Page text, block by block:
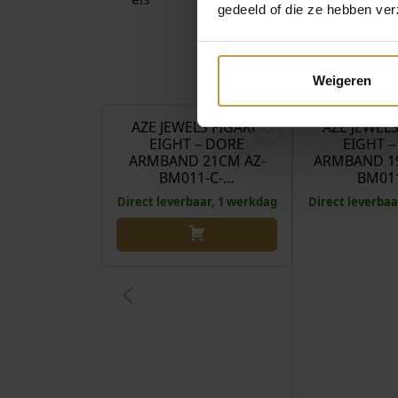
gedeeld of die ze hebben
Weigeren
AZE JEWELS FIGARO
EIGHT – DORE
ARMBAND 21CM AZ-
BM011-C-…
Direct leverbaar, 1 werkdag
AZE
EIGHT
ARMBAND
Direct